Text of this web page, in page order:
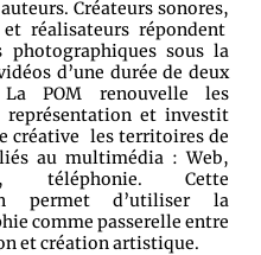
Créateurs sonores,
réalisateurs répondent
photographiques sous la
d’une durée de deux
POM renouvelle les
représentation et investit
créative les territoires de
au multimédia : Web,
téléphonie. Cette
permet d’utiliser la
comme passerelle entre
et création artistique.